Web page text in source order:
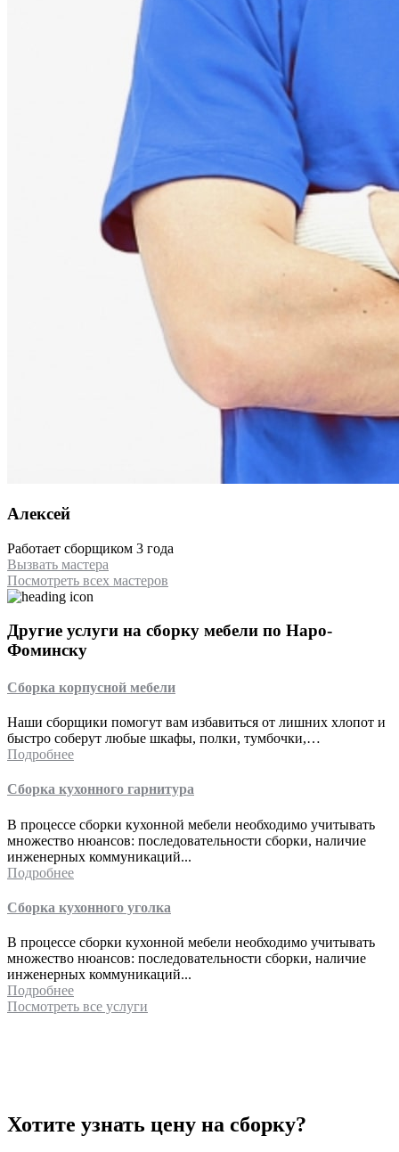
Алексей
Работает сборщиком 3 года
Вызвать мастера
Посмотреть всех мастеров
Другие услуги на сборку мебели по Наро-
Фоминску
Сборка корпусной мебели
Наши сборщики помогут вам избавиться от лишних хлопот и
быстро соберут любые шкафы, полки, тумбочки,…
Подробнее
Сборка кухонного гарнитура
В процессе сборки кухонной мебели необходимо учитывать
множество нюансов: последовательности сборки, наличие
инженерных коммуникаций...
Подробнее
Сборка кухонного уголка
В процессе сборки кухонной мебели необходимо учитывать
множество нюансов: последовательности сборки, наличие
инженерных коммуникаций...
Подробнее
Посмотреть все услуги
Хотите узнать цену на сборку?